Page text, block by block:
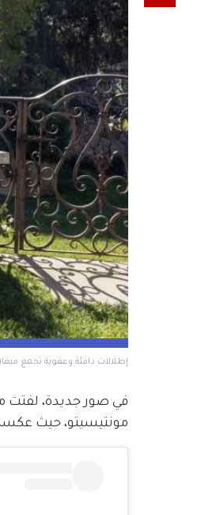
إطلالات دافئة وعفوية تجمع
في صور جديدة، لفتت
مونتيسيتو، حيث